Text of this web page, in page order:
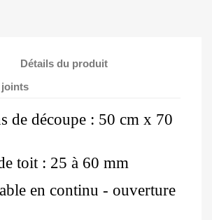
Détails du produit
joints
de découpe : 50 cm x 70
toit : 25 à 60 mm
en continu - ouverture